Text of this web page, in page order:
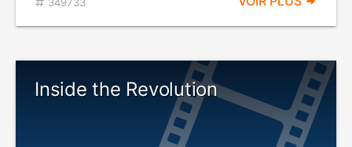
Inside the Revolution